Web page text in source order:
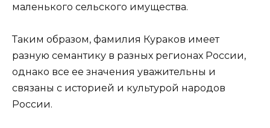
маленького сельского имущества.
Таким образом, фамилия Кураков имеет
разную семантику в разных регионах России,
однако все ее значения уважительны и
связаны с историей и культурой народов
России.